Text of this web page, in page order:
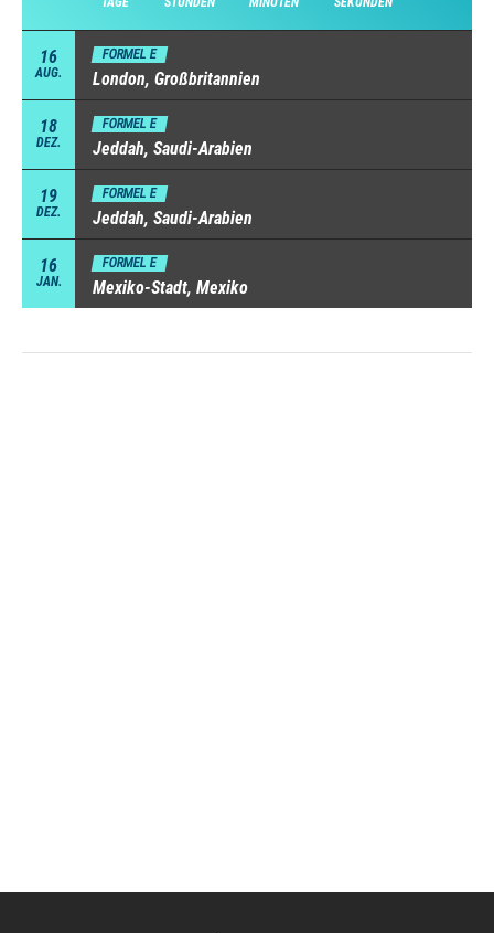
16
AUG.
FORMEL E
London, Großbritannien
18
DEZ.
FORMEL E
Jeddah, Saudi-Arabien
19
DEZ.
FORMEL E
Jeddah, Saudi-Arabien
16
JAN.
FORMEL E
Mexiko-Stadt, Mexiko